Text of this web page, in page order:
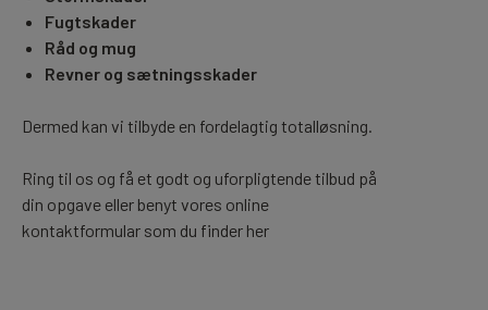
Fugtskader
Råd og mug
Revner og sætningsskader
Dermed kan vi tilbyde en fordelagtig totalløsning.
Ring til os og få et godt og uforpligtende tilbud på
din opgave eller benyt vores online
kontaktformular som du finder her